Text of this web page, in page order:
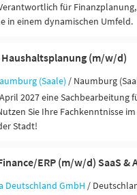
für
in einem dynamischen Umfeld.
(m/w/d)
(Saale) / Naumburg
2027 eine Sachbearbeitung
Sie Ihre Fachkenntnisse
Stadt!
ERP (m/w/d) SaaS &
Deutschland GmbH /